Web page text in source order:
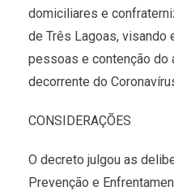
domiciliares e
de Três Lagoas, visando
pessoas e contenção do
decorrente do
CONSIDERAÇÕES
O decreto julgou as
Prevenção e